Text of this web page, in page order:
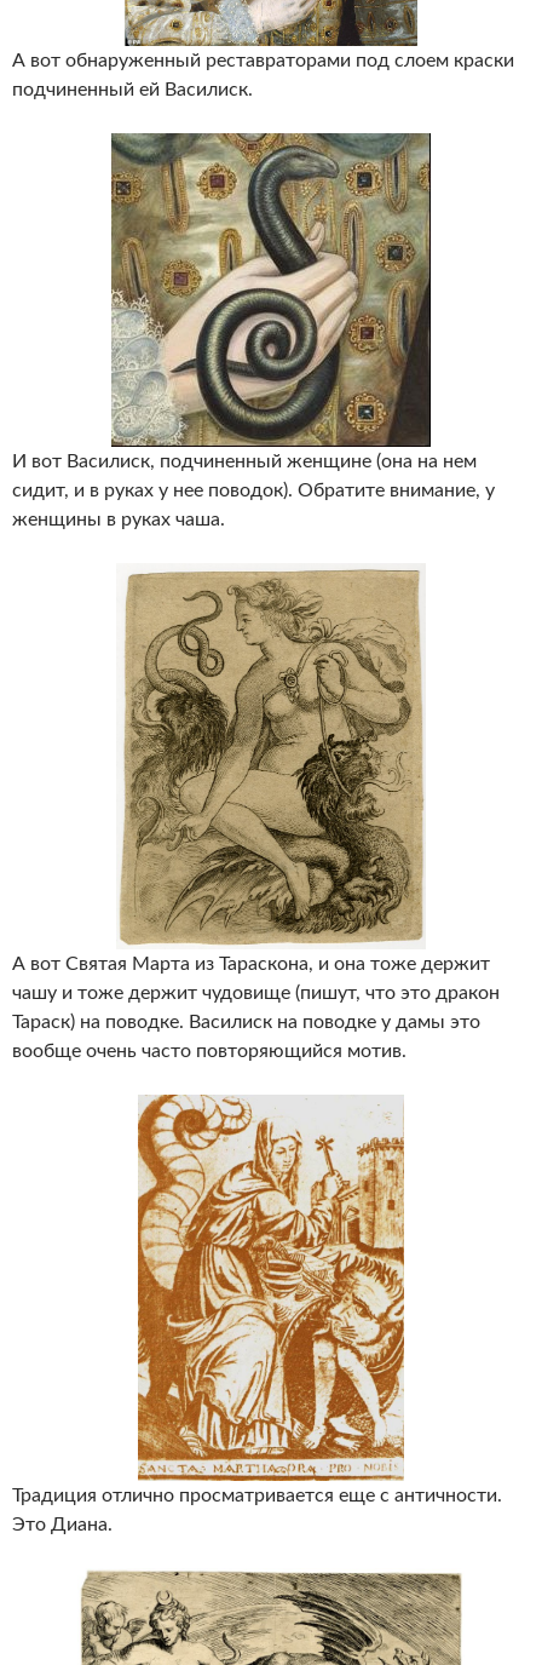
А вот обнаруженный реставраторами под слоем краски
подчиненный ей Василиск.
И вот Василиск, подчиненный женщине (она на нем
сидит, и в руках у нее поводок). Обратите внимание, у
женщины в руках чаша.
А вот Святая Марта из Тараскона, и она тоже держит
чашу и тоже держит чудовище (пишут, что это дракон
Тараск) на поводке. Василиск на поводке у дамы это
вообще очень часто повторяющийся мотив.
Традиция отлично просматривается еще с античности.
Это Диана.